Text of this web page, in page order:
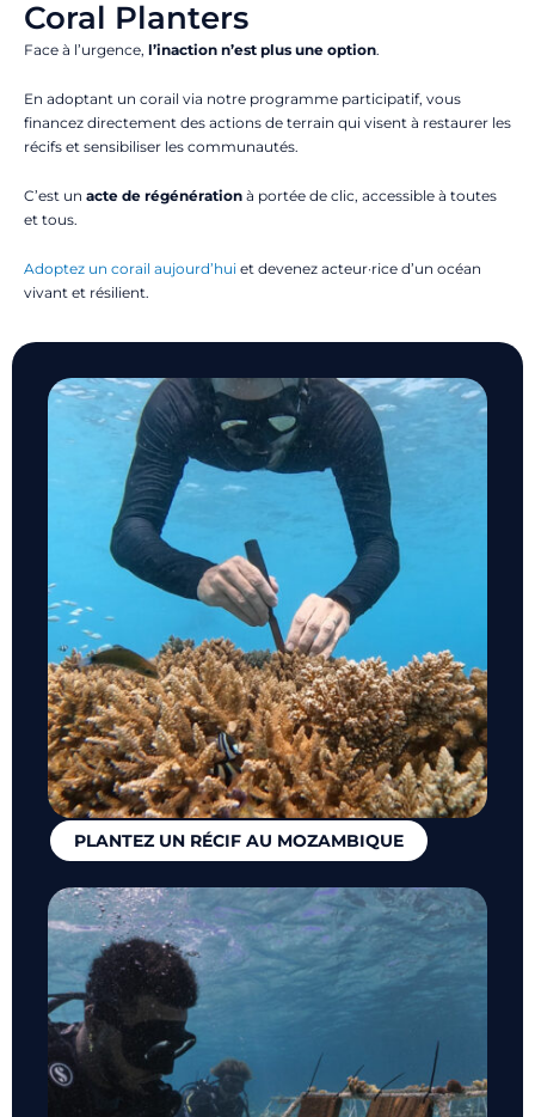
Coral Planters
Face à l’urgence, l’inaction n’est plus une option.
En adoptant un corail via notre programme participatif, vous
financez directement des actions de terrain qui visent à restaurer les
récifs et sensibiliser les communautés.
C’est un acte de régénération à portée de clic, accessible à toutes
et tous.
Adoptez un corail aujourd’hui et devenez acteur·rice d’un océan
vivant et résilient.
PLANTEZ UN RÉCIF AU MOZAMBIQUE